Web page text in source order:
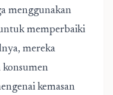
menggunakan
memperbaiki
mereka
konsumen
kemasan